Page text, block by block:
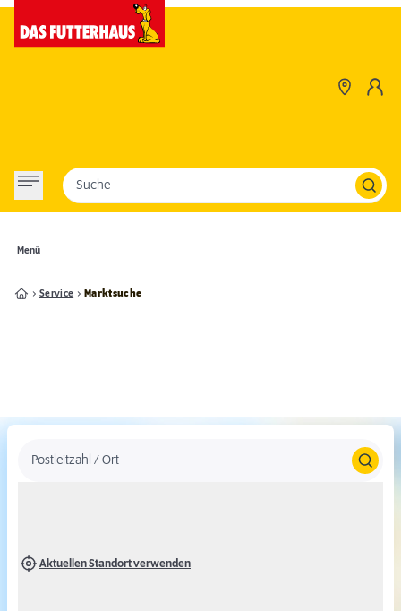
Menü
Suche
Service Marktsuche
Postleitzahl / Ort
Aktuellen Standort verwenden